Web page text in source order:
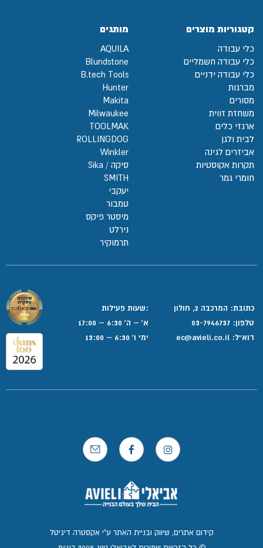
קטגוריות מוצרים
כלי עבודה
כלי עבודה חשמליים
כלי עבודה ידניים
מברגות
מסורים
משחזת זווית
ארגזי כלים
לבית ולגן
אביזרים לגינה
תקרות אקוסטיות
חומרי גמר
מותגים
AQUILA
Blundstone
B.tech Tools
Hunter
Makita
Milwaukee
TOOLMAK
ROLLINGDOG
Winkler
סיקה / Sika
SMITH
יעקבי
טמבור
מיסטר פיקס
נירלט
תרמוקיר
כתובת: המרכבה 2, חולון
טלפון: 03-7946737
דוא”ל:
:שעות פעילות
א' – ה' 6:30 – 17:00
ימי ו' 6:30 – 13:00
קידום אתרים, שיווק ובניית האתר ע"י אקסטרה דיגיטל